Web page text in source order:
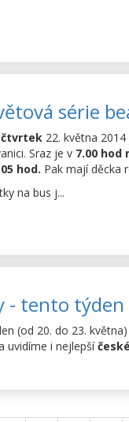
série
čtvrtek 22. května
Sraz je v 7.00 hod
hod. Pak mají děcka
na bus j...
- tento týden
(od 20. do 23. května)
uvidíme i nejlepší